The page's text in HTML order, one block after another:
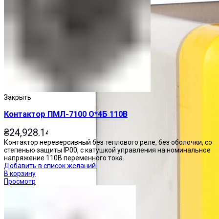
Закрыть
Контактор ПМЛ-7100 О*4Б 110В
₴24,928.14
Контактор нереверсивный без теплового реле, без оболочки, со
степенью защиты IP00, с катушкой управления на номинальное
напряжение 110В переменного тока.
Добавить в список желаний
В корзину
Просмотр